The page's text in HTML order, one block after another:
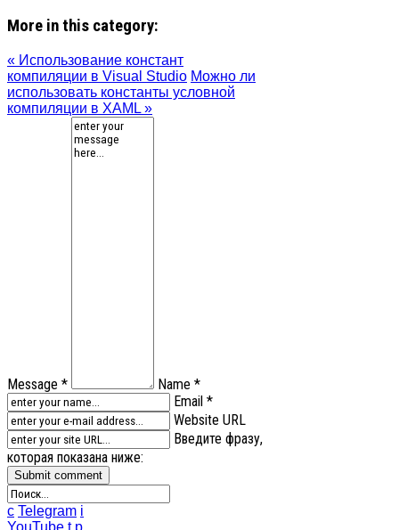
More in this category:
« Использование констант
компиляции в Visual Studio Можно ли
использовать константы условной
компиляции в XAML »
Message *
Name *
Email *
Website URL
Введите фразу,
которая показана ниже:
c Telegram i
YouTube t p